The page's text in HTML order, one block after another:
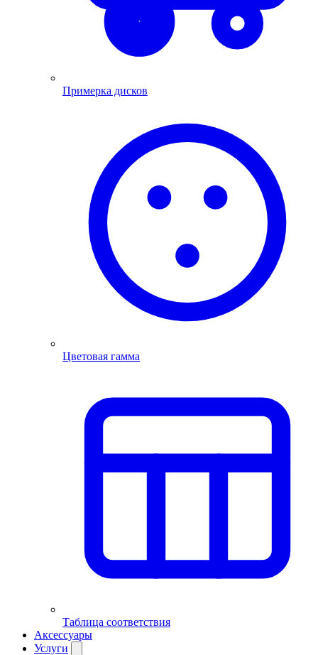
Примерка дисков
Цветовая гамма
Таблица соответствия
Аксессуары
Услуги